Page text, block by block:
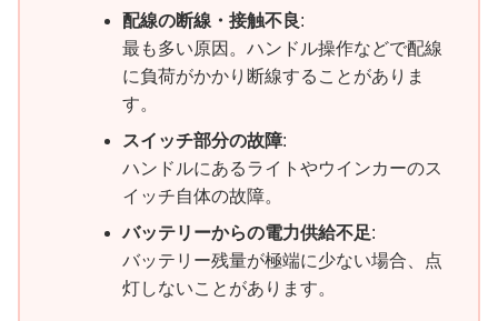
配線の断線・接触不良:
最も多い原因。ハンドル操作などで配線
に負荷がかかり断線することがありま
す。
スイッチ部分の故障:
ハンドルにあるライトやウインカーのス
イッチ自体の故障。
バッテリーからの電力供給不足:
バッテリー残量が極端に少ない場合、点
灯しないことがあります。